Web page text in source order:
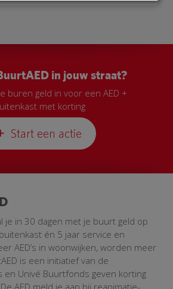
in jouw straat?
buren geld in voor een AED +
met korting
Start een actie
je in 30 dagen met je buurt geld op
én 5 jaar service en
AED’s in woonwijken, worden meer
is een initiatief van de
en Univé Buurtfonds geven korting